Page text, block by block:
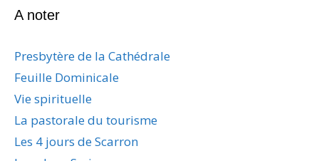
A noter
Presbytère de la Cathédrale
Feuille Dominicale
Vie spirituelle
La pastorale du tourisme
Les 4 jours de Scarron